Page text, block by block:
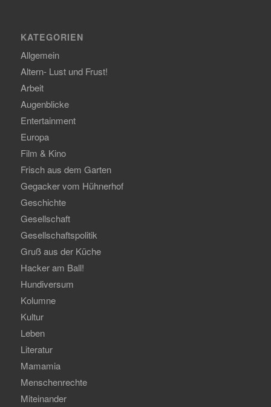
KATEGORIEN
Allgemein
Altern- Lust und Frust!
Arbeit
Augenblicke
Entertainment
Europa
Film & Kino
Frisch aus dem Garten
Gegacker vom Hühnerhof
Geschichte
Gesellschaft
Gesellschaftspolitik
Gruß aus der Küche
Hacker am Ball!
Hundiversum
Kolumne
Kultur
Leben
Literatur
Mamamia
Menschenrechte
Miteinander